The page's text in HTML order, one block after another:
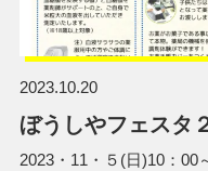
2023.10.20
ぼうしやフェスタ
2023・11・５(日)10：